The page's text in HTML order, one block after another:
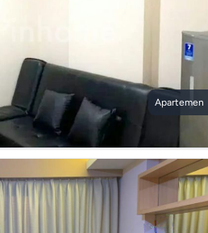
Apartemen